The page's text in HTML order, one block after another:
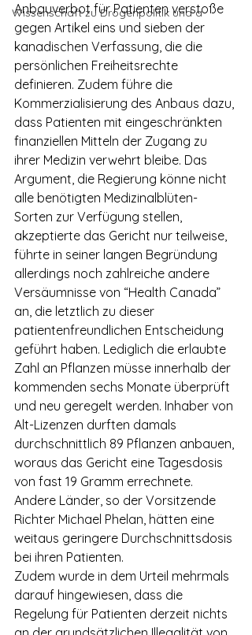
Wissenschaft zu Drogenpolitik und a
Anbauverbot für Patienten verstoße
gegen Artikel eins und sieben der
kanadischen Verfassung, die die
persönlichen Freiheitsrechte
definieren. Zudem führe die
Kommerzialisierung des Anbaus dazu,
dass Patienten mit eingeschränkten
finanziellen Mitteln der Zugang zu
ihrer Medizin verwehrt bleibe. Das
Argument, die Regierung könne nicht
alle benötigten Medizinalblüten-
Sorten zur Verfügung stellen,
akzeptierte das Gericht nur teilweise,
führte in seiner langen Begründung
allerdings noch zahlreiche andere
Versäumnisse von “Health Canada”
an, die letztlich zu dieser
patientenfreundlichen Entscheidung
geführt haben. Lediglich die erlaubte
Zahl an Pflanzen müsse innerhalb der
kommenden sechs Monate überprüft
und neu geregelt werden. Inhaber von
Alt-Lizenzen durften damals
durchschnittlich 89 Pflanzen anbauen,
woraus das Gericht eine Tagesdosis
von fast 19 Gramm errechnete.
Andere Länder, so der Vorsitzende
Richter Michael Phelan, hätten eine
weitaus geringere Durchschnittsdosis
bei ihren Patienten.
Zudem wurde in dem Urteil mehrmals
darauf hingewiesen, dass die
Regelung für Patienten derzeit nichts